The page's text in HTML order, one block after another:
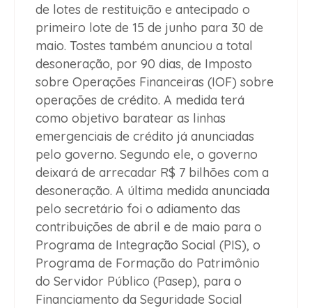
de lotes de restituição e antecipado o
primeiro lote de 15 de junho para 30 de
maio. Tostes também anunciou a total
desoneração, por 90 dias, de Imposto
sobre Operações Financeiras (IOF) sobre
operações de crédito. A medida terá
como objetivo baratear as linhas
emergenciais de crédito já anunciadas
pelo governo. Segundo ele, o governo
deixará de arrecadar R$ 7 bilhões com a
desoneração. A última medida anunciada
pelo secretário foi o adiamento das
contribuições de abril e de maio para o
Programa de Integração Social (PIS), o
Programa de Formação do Patrimônio
do Servidor Público (Pasep), para o
Financiamento da Seguridade Social